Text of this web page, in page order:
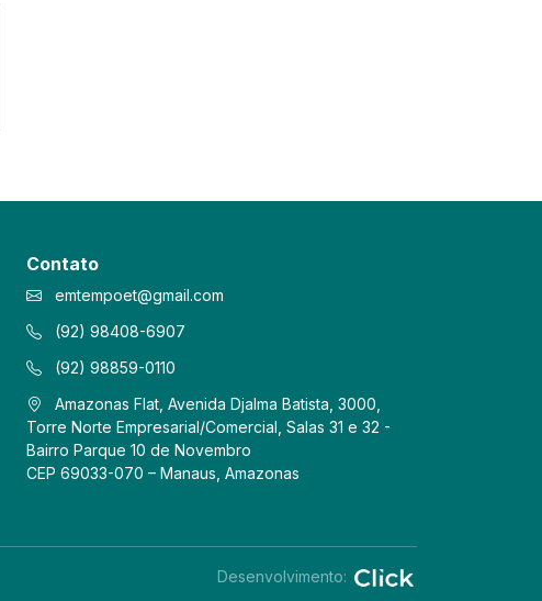
Contato
emtempoet@gmail.com
(92) 98408-6907
(92) 98859-0110
Amazonas Flat, Avenida Djalma Batista, 3000,
Torre Norte Empresarial/Comercial, Salas 31 e 32 -
Bairro Parque 10 de Novembro
CEP 69033-070 – Manaus, Amazonas
Desenvolvimento: